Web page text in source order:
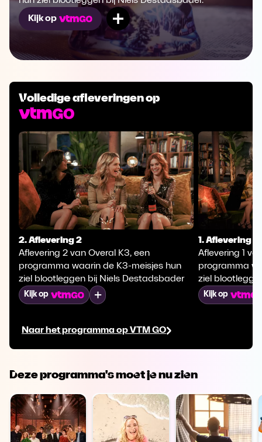
Kijk op
Mijn lijst
Volledige afleveringen op
Naar het programma op VTM GO
2. Aflevering 2
Aflevering 2 van Overal K3, een
programma waarin de K3-meisjes hun
ziel blootleggen bij Niels Destadsbader
Kijk op
1. Aflevering 1
Aflevering 1
programma
ziel
Kijk op
Deze programma's moet je nu zien